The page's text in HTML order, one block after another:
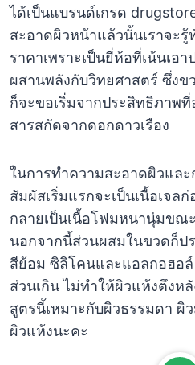
ได้เป็นแบรนด์เกรด
สะอาดผิวหน้าแล้วนั้นเราจะ
ราคาเพราะเป็นยี่ห้อที่เน้นเอ
ผสานพลังกับวิทยศาสตร์ ซึ่งข
ก็จะขอเริ่มจากประสิทธิภาพ
สารสกัดจากดอกดาวเรือง
ในการทำความสะอาดผิวและ
สัมผัสเริ่มแรกจะเป็นเนื้อเจล
กลายเป็นเนื้อโฟมหนานุ่มขณ
นอกจากนี้ส่วนผสมในขวดก็ป
สีย้อม ซิลิโคนและแอลกอฮอ
ส่วนเกิน ไม่ทำให้ผิวแห้งตึงห
สูตรนี้เหมาะกับผิวธรรมดา ผิ
ผิวแห้งนะคะ